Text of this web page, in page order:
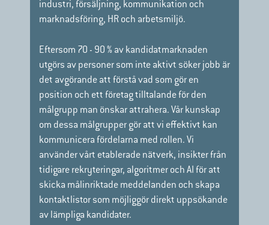
industri, försäljning, kommunikation och
marknadsföring, HR och arbetsmiljö.
Eftersom 70 - 90 % av kandidatmarknaden
utgörs av personer som inte aktivt söker jobb är
det avgörande att förstå vad som gör en
position och ett företag tilltalande för den
målgrupp man önskar attrahera. Vår kunskap
om dessa målgrupper gör att vi effektivt kan
kommunicera fördelarna med rollen. Vi
använder vårt etablerade nätverk, insikter från
tidigare rekryteringar, algoritmer och AI för att
skicka målinriktade meddelanden och skapa
kontaktlistor som möjliggör direkt uppsökande
av lämpliga kandidater.